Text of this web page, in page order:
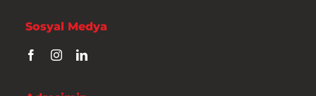
Sosyal Medya